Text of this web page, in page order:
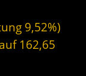
9,52%)
162,65